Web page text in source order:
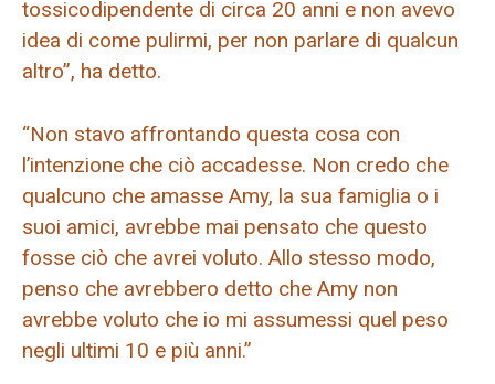
tossicodipendente di circa 20 anni e non avevo
idea di come pulirmi, per non parlare di qualcun
altro”, ha detto.
“Non stavo affrontando questa cosa con
l’intenzione che ciò accadesse. Non credo che
qualcuno che amasse Amy, la sua famiglia o i
suoi amici, avrebbe mai pensato che questo
fosse ciò che avrei voluto. Allo stesso modo,
penso che avrebbero detto che Amy non
avrebbe voluto che io mi assumessi quel peso
negli ultimi 10 e più anni.”